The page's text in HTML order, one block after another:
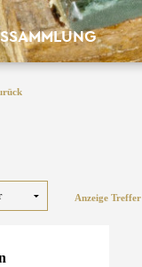
Anzeige Treffer